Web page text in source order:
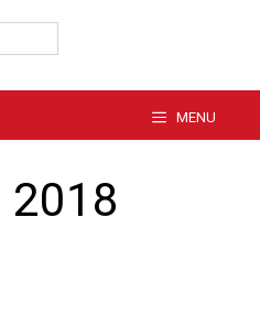
MENU
2018